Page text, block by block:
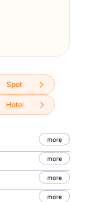
Spot
Hotel
more
more
more
more